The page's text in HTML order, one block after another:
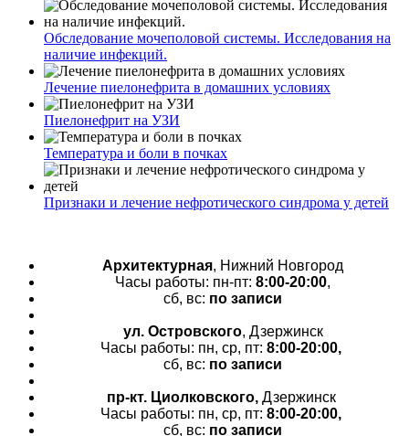
Обследование мочеполовой системы. Исследования на
наличие инфекций.
Лечение пиелонефрита в домашних условиях
Пиелонефрит на УЗИ
Температура и боли в почках
Признаки и лечение нефротического синдрома у детей
Архитектурная, Нижний Новгород
Часы работы: пн-пт: 8:00-20:00,
сб, вс: по записи
ул. Островского, Дзержинск
Часы работы: пн, ср, пт: 8:00-20:00,
сб, вс: по записи
пр-кт. Циолковского, Дзержинск
Часы работы: пн, ср, пт: 8:00-20:00,
сб, вс: по записи